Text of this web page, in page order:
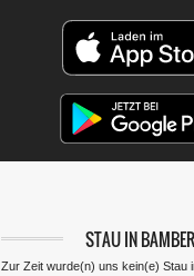
STAU IN
Zur Zeit wurde(n) uns kein(e) Stau